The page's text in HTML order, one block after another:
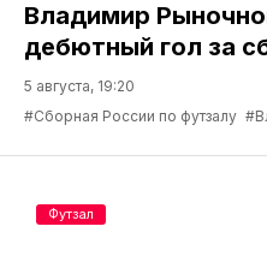
Владимир
дебютный гол за
5 августа, 19:20
#Сборная России по футзалу
Футзал